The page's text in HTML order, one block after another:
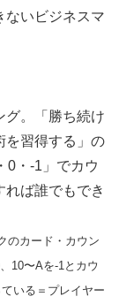
ないビジネスマ
グ。「勝ち続け
を習得する」の
0・-1」でカウ
れば誰でもでき
のカード・カウン
10〜Aを-1とカウ
いる＝プレイヤー